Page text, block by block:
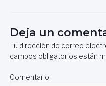
Deja un
Tu dirección de correo
campos obligatorios están
Comentario